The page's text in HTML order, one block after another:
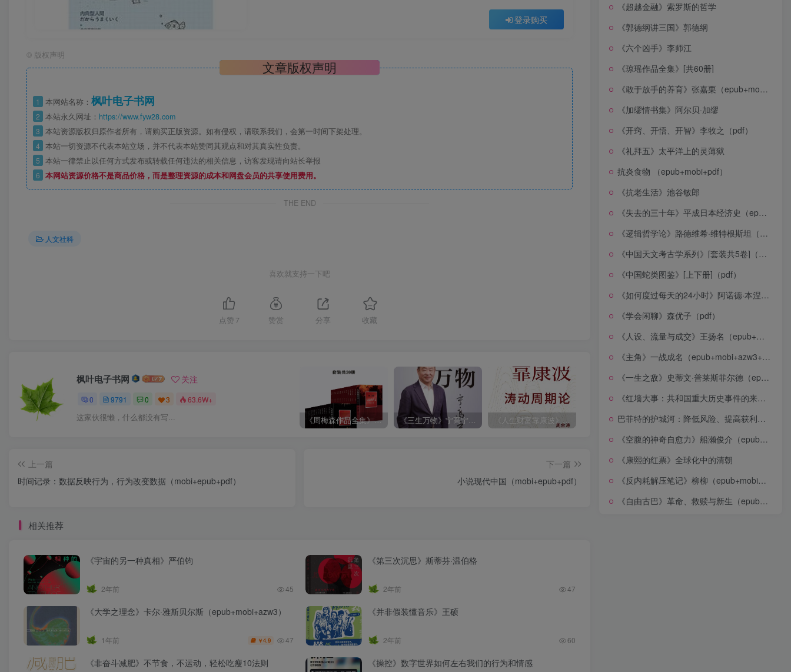
登录购买
© 版权声明
文章版权声明
1 本网站名称： 枫叶电子书网
2 本站永久网址： https://www.fyw28.com
3 本站资源版权归原作者所有，请购买正版资源。如有侵权，请联系我们，会第一时间下架处理。
4 本站一切资源不代表本站立场，并不代表本站赞同其观点和对其真实性负责。
5 本站一律禁止以任何方式发布或转载任何违法的相关信息，访客发现请向站长举报
6 本网站资源价格不是商品价格，而是整理资源的成本和网盘会员的共享使用费用。
THE END
人文社科
喜欢就支持一下吧
点赞 7 赞赏 分享 收藏
枫叶电子书网 关注
0 9791 0 3 63.6W+
这家伙很懒，什么都没有写... 《周梅森作品全集》[共30册] 《三生万物》宁高宁（epub+mobi+azw3+pdf） 《人生财富靠康波》波动周期论（epub+mobi+azw3+pdf） 《人类新史》一次改写人类命运的尝试（epub+mobi+azw3+pdf） 《在峡江的转弯处》陈行甲
上一篇
时间记录：数据反映行为，行为改变数据（mobi+epub+pdf）
下一篇
小说现代中国（mobi+epub+pdf）
相关推荐
《宇宙的另一种真相》严伯钧
2年前 45
《第三次沉思》斯蒂芬·温伯格
2年前 47
《大学之理念》卡尔·雅斯贝尔斯（epub+mobi+azw3）
1年前 ￥4.9 47
《并非假装懂音乐》王硕
2年前 60
《非奋斗减肥》不节食，不运动，轻松吃瘦10法则 《操控》数字世界如何左右我们的行为和情感
《超越金融》索罗斯的哲学
《郭德纲讲三国》郭德纲
《六个凶手》李师江
《琼瑶作品全集》[共60册]
《敢于放手的养育》张嘉栗（epub+mobi+azw3+pdf）
《加缪情书集》阿尔贝·加缪
《开窍、开悟、开智》李牧之（pdf）
《礼拜五》太平洋上的灵薄狱
抗炎食物 （epub+mobi+pdf）
《抗老生活》池谷敏郎
《失去的三十年》平成日本经济史（epub+mobi+azw3+pdf）
《逻辑哲学论》路德维希·维特根斯坦（epub+mobi+azw3+pdf）
《中国天文考古学系列》[套装共5卷]（epub+mobi+azw3+pdf）
《中国蛇类图鉴》[上下册]（pdf）
《如何度过每天的24小时》阿诺德·本涅特（epub+mobi+azw3+pdf）
《学会闲聊》森优子（pdf）
《人设、流量与成交》王扬名（epub+mobi+azw3+pdf）
《主角》一战成名（epub+mobi+azw3+pdf）
《一生之敌》史蒂文·普莱斯菲尔德（epub+mobi+azw3+pdf）
《红墙大事：共和国重大历史事件的来龙去脉》（全二册）（pdf）
巴菲特的护城河：降低风险、提高获利的股市真规则(epub+azw3+mobi)
《空腹的神奇自愈力》船濑俊介（epub+mobi+azw3+pdf）
《康熙的红票》全球化中的清朝
《反内耗解压笔记》柳柳（epub+mobi+azw3+pdf）
《自由古巴》革命、救赎与新生（epub+mobi+azw3+pdf）